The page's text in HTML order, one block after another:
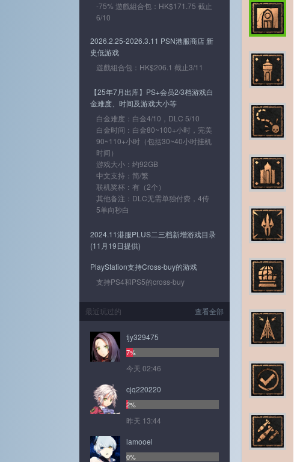
-75% 遊戲組合包：HK$171.75 截止
6/10
2026.2.25-2026.3.11 PSN港服商店 新
史低游戏
遊戲組合包：HK$206.1 截止3/11
【25年7月出库】PS+会员2/3档游戏白
金难度、时间及游戏大小等
白金难度：白金4/10，DLC 5/10
白金时间：白金80~100+小时，完美
90~110+小时（包括30~40小时挂机
时间）
游戏大小：约92GB
中文支持：简/繁
联机奖杯：有（2个）
其他备注：DLC无需单独付费，4传
5单向秒白
2024.11港服PLUS二三档新增游戏目录
(11月19日提供)
PlayStation支持Cross-buy的游戏
支持PS4和PS5的cross-buy
查看全部
最近玩过的
tjy329475
7%
今天 02:46
cjq220220
2%
昨天 13:44
lamooel
0%